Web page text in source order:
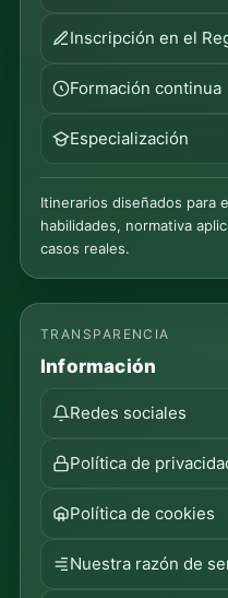
Inscripción en el
Formación continua
Especialización
Itinerarios diseñados para
habilidades, normativa
casos reales.
TRANSPARENCIA
Información
Redes sociales
Política de
Política de cookies
Nuestra razón de